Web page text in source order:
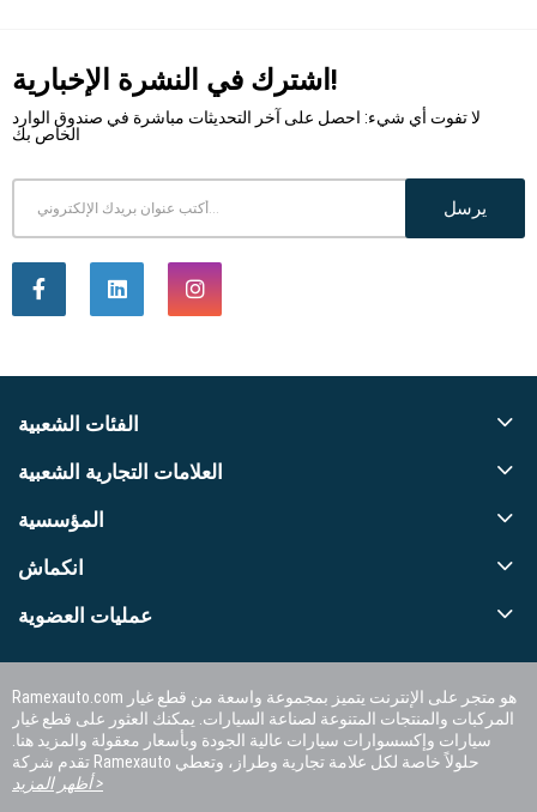
اشترك في النشرة الإخبارية!
لا تفوت أي شيء: احصل على آخر التحديثات مباشرة في صندوق الوارد
الخاص بك
يرسل
الفئات الشعبية
العلامات التجارية الشعبية
المؤسسية
انكماش
عمليات العضوية
Ramexauto.com هو متجر على الإنترنت يتميز بمجموعة واسعة من قطع غيار
المركبات والمنتجات المتنوعة لصناعة السيارات. يمكنك العثور على قطع غيار
سيارات وإكسسوارات سيارات عالية الجودة وبأسعار معقولة والمزيد هنا.
تقدم شركة Ramexauto حلولاً خاصة لكل علامة تجارية وطراز، وتعطي
أظهر المزيد >